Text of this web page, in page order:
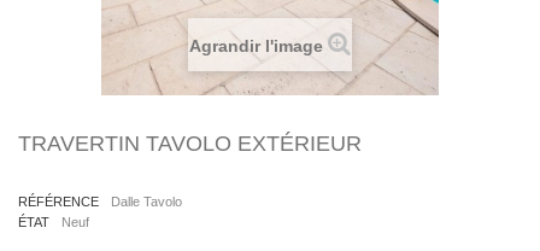
Agrandir l'image
TRAVERTIN TAVOLO EXTÉRIEUR
RÉFÉRENCE
Dalle Tavolo
ÉTAT
Neuf